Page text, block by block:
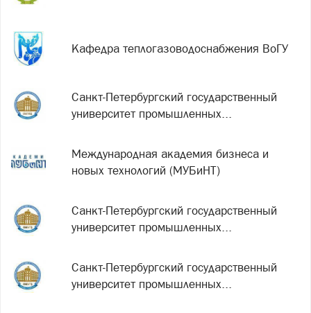
Кафедра теплогазоводоснабжения ВоГУ
Санкт-Петербургский государственный
университет промышленных...
Международная академия бизнеса и
новых технологий (МУБиНТ)
Санкт-Петербургский государственный
университет промышленных...
Санкт-Петербургский государственный
университет промышленных...